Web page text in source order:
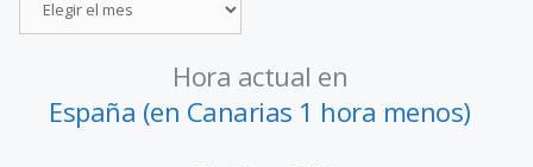
Hora actual en
España (en Canarias 1 hora menos)